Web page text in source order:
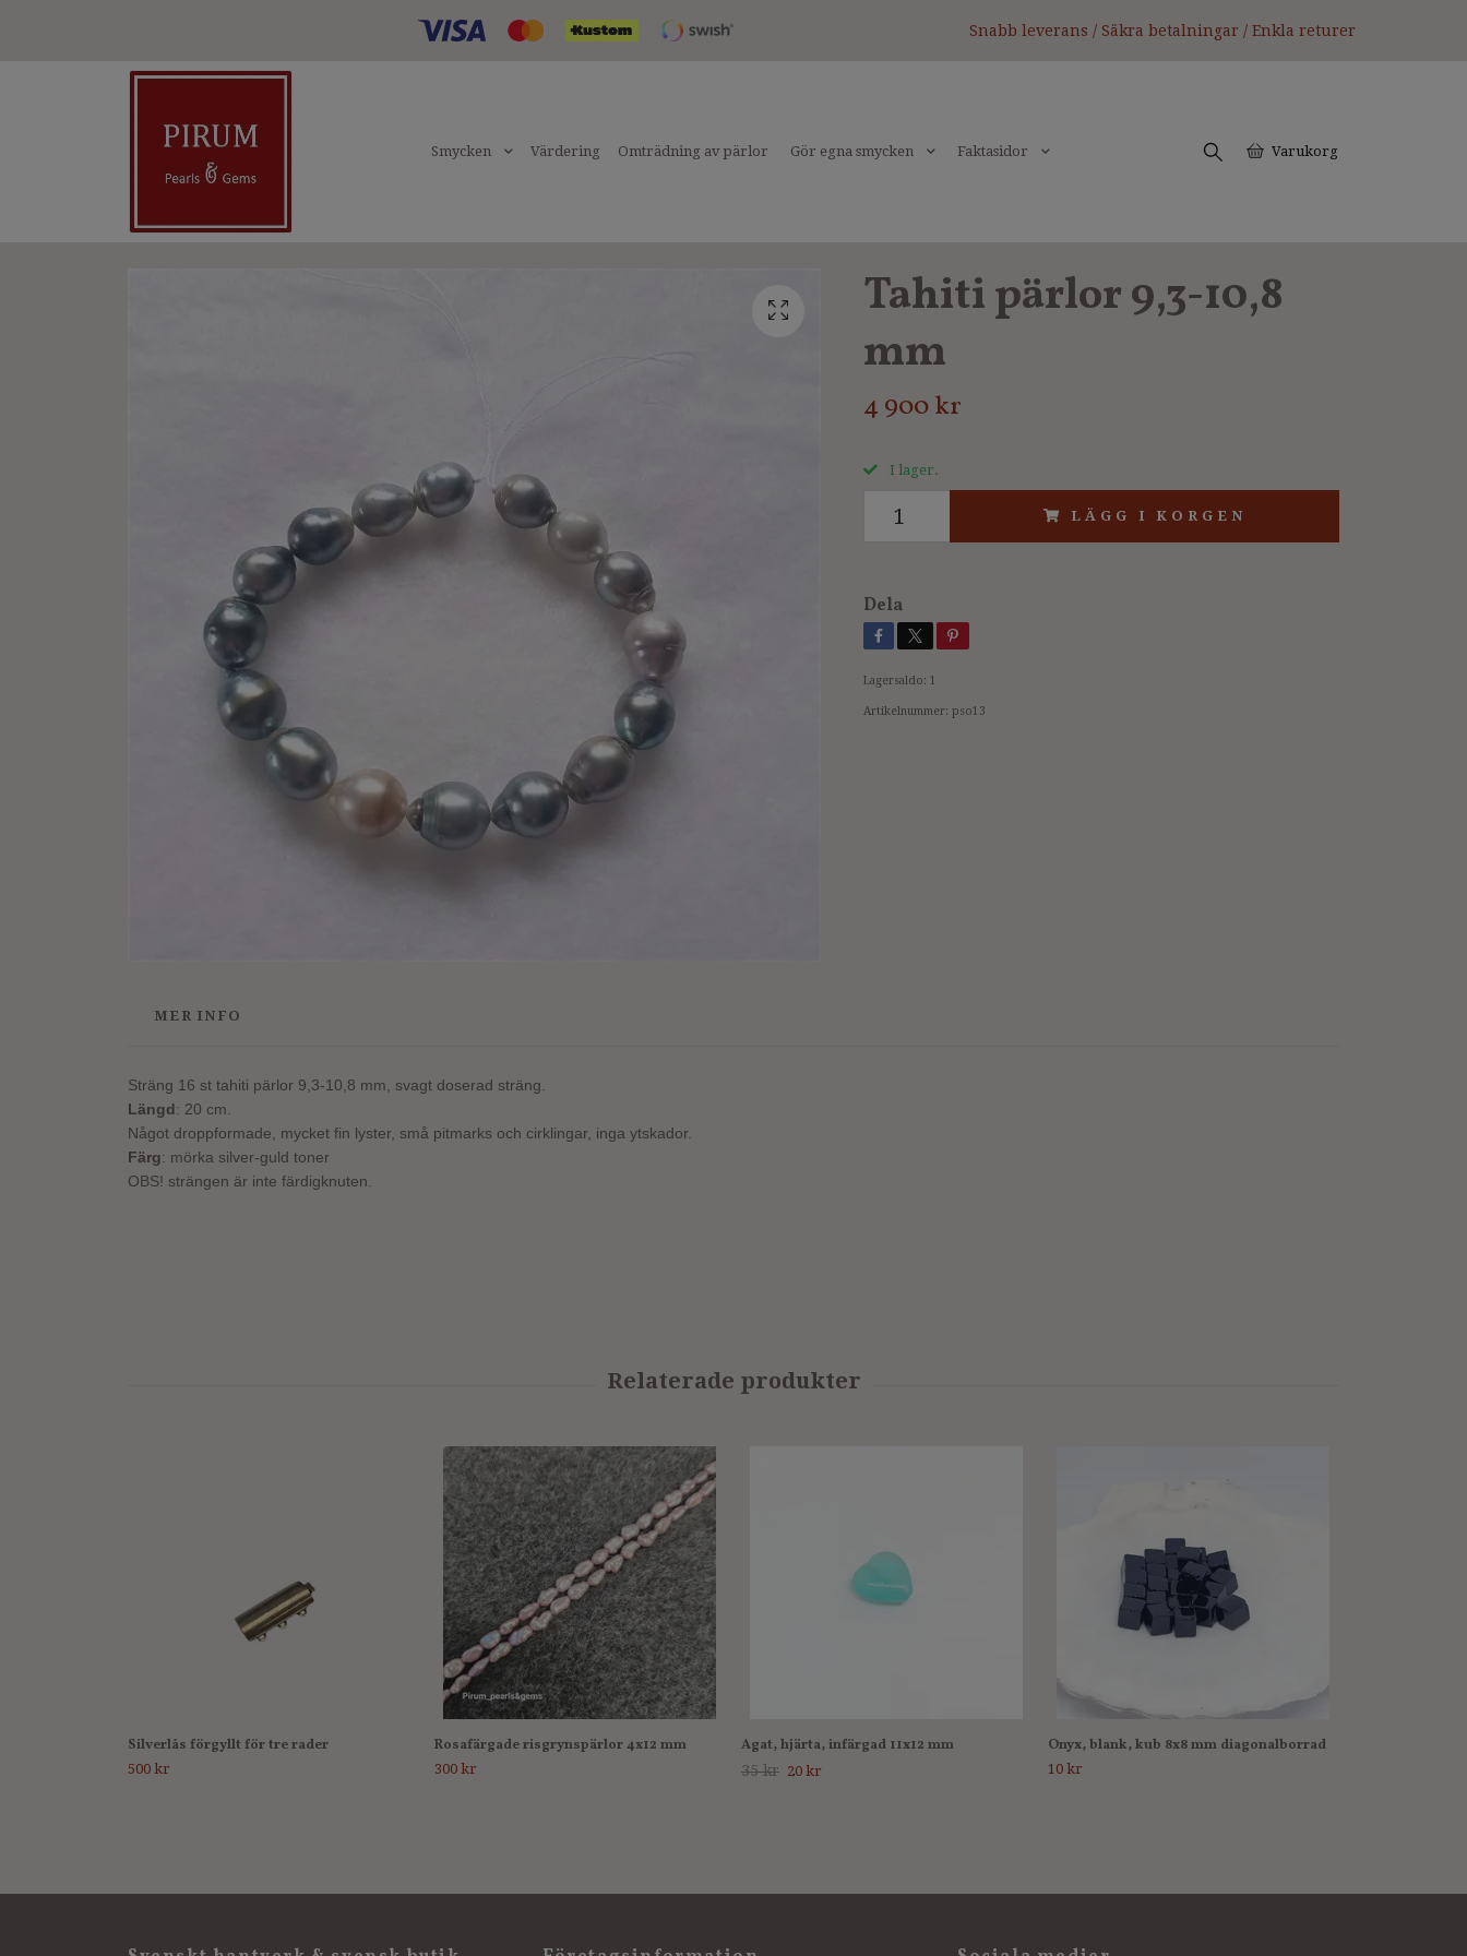
Snabb leverans / Säkra betalningar / Enkla returer
Smycken Värdering Omträdning av pärlor Gör egna smycken Faktasidor Varukorg
Tahiti pärlor 9,3-10,8
mm
4 900 kr
I lager.
LÄGG I KORGEN
Dela
Lagersaldo: 1
Artikelnummer: pso13
MER INFO
Sträng 16 st tahiti pärlor 9,3-10,8 mm, svagt doserad sträng.
Längd: 20 cm.
Något droppformade, mycket fin lyster, små pitmarks och cirklingar, inga ytskador.
Färg: mörka silver-guld toner
OBS! strängen är inte färdigknuten.
Silverlås förgyllt för tre rader
500 kr
Rosafärgade risgrynspärlor 4x12 mm
300 kr
Agat, hjärta, infärgad 11x12 mm
35 kr 20 kr
Onyx, blank, kub 8x8 mm diagonalborrad
10 kr